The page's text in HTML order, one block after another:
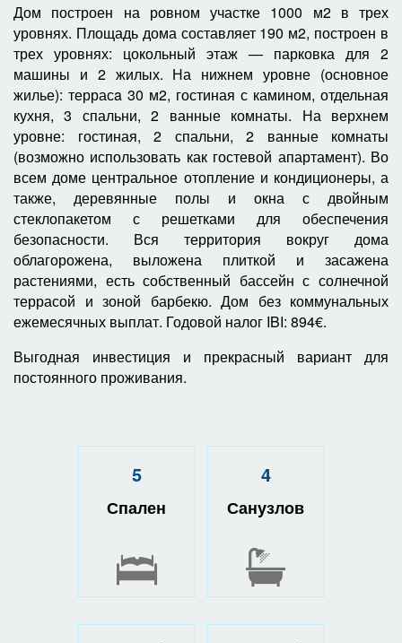
Дом построен на ровном участке 1000 м2 в трех
уровнях. Площадь дома составляет 190 м2, построен в
трех уровнях: цокольный этаж — парковка для 2
машины и 2 жилых. На нижнем уровне (основное
жилье): террасa 30 м2, гостиная с камином, отдельная
кухня, 3 спальни, 2 ванные комнаты. На верхнем
уровне: гостиная, 2 спальни, 2 ванные комнаты
(возможно использовать как гостевой апартамент). Во
всем доме центральное отопление и кондиционеры, а
также, деревянные полы и окна с двойным
стеклопакетом с решетками для обеспечения
безопасности. Вся территория вокруг дома
облагорожена, выложена плиткой и засажена
растениями, есть собственный бассейн с солнечной
террасой и зоной барбекю. Дом без коммунальных
ежемесячных выплат. Годовой налог IBI: 894€.
Выгодная инвестиция и прекрасный вариант для
постоянного проживания.
5
Спален
4
Санузлов